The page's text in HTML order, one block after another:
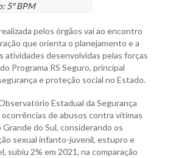
5º BPM
pelos órgãos vai ao encontro
que orienta o planejamento e a
atividades desenvolvidas pelas forças
Programa RS Seguro, principal
e proteção social no Estado.
Estadual da Segurança
ocorrências de abusos contra vítimas
Grande do Sul, considerando os
sexual infanto-juvenil, estupro e
subiu 2% em 2021, na comparação